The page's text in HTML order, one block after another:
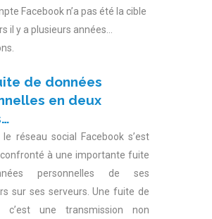
Facebook n’a pas été la cible
il y a plusieurs années…
de données
en deux
le réseau social Facebook s’est
à une importante fuite
personnelles de ses
sur ses serveurs. Une fuite de
c’est une transmission non